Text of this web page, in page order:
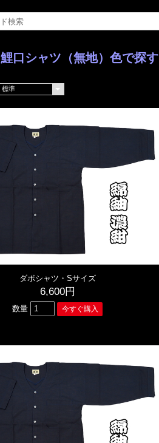
鯉口シャツ（無地）色で探す
ダボシャツ・Sサイズ
6,600円
数量